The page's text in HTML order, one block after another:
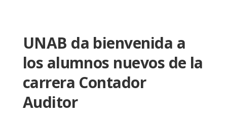
UNAB da bienvenida a
los alumnos nuevos de la
carrera Contador
Auditor